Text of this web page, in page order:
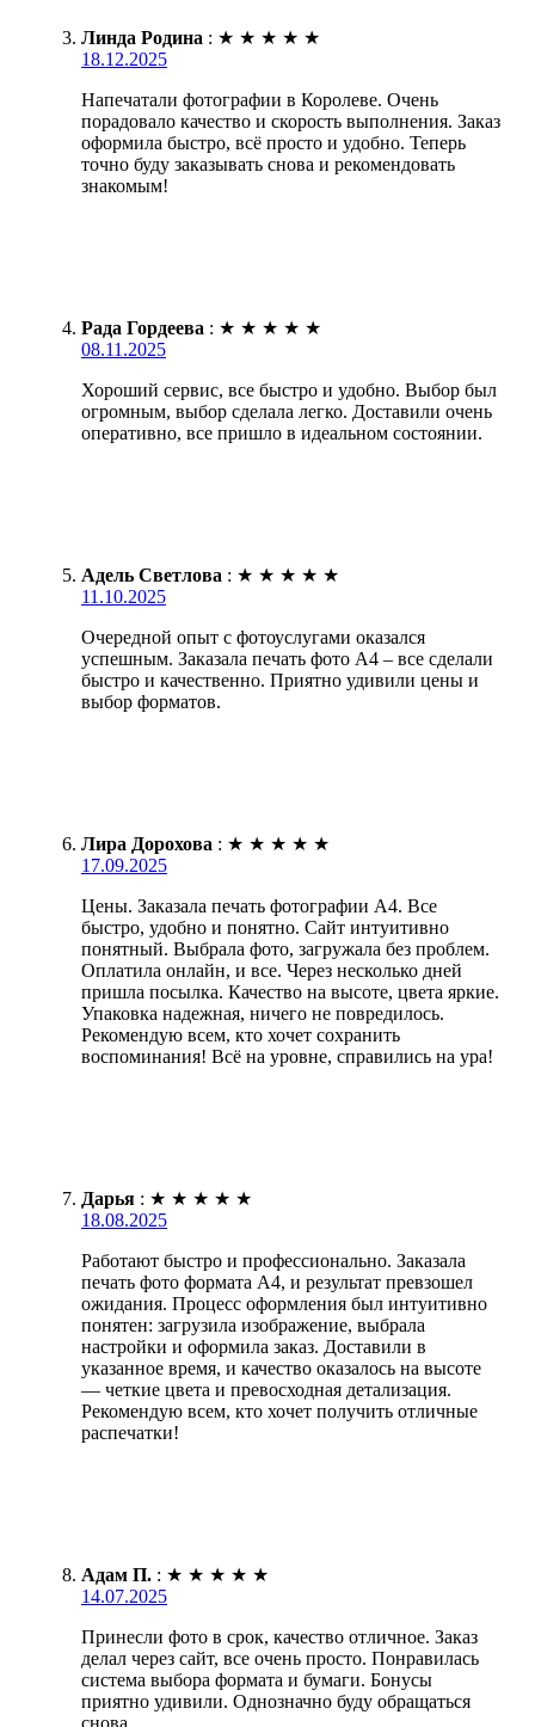
Линда Родина : ★ ★ ★ ★ ★
18.12.2025
Напечатали фотографии в Королеве. Очень
порадовало качество и скорость выполнения. Заказ
оформила быстро, всё просто и удобно. Теперь
точно буду заказывать снова и рекомендовать
знакомым!
Рада Гордеева : ★ ★ ★ ★ ★
08.11.2025
Хороший сервис, все быстро и удобно. Выбор был
огромным, выбор сделала легко. Доставили очень
оперативно, все пришло в идеальном состоянии.
Адель Светлова : ★ ★ ★ ★ ★
11.10.2025
Очередной опыт с фотоуслугами оказался
успешным. Заказала печать фото А4 – все сделали
быстро и качественно. Приятно удивили цены и
выбор форматов.
Лира Дорохова : ★ ★ ★ ★ ★
17.09.2025
Цены. Заказала печать фотографии А4. Все
быстро, удобно и понятно. Сайт интуитивно
понятный. Выбрала фото, загружала без проблем.
Оплатила онлайн, и все. Через несколько дней
пришла посылка. Качество на высоте, цвета яркие.
Упаковка надежная, ничего не повредилось.
Рекомендую всем, кто хочет сохранить
воспоминания! Всё на уровне, справились на ура!
Дарья : ★ ★ ★ ★ ★
18.08.2025
Работают быстро и профессионально. Заказала
печать фото формата А4, и результат превзошел
ожидания. Процесс оформления был интуитивно
понятен: загрузила изображение, выбрала
настройки и оформила заказ. Доставили в
указанное время, и качество оказалось на высоте
— четкие цвета и превосходная детализация.
Рекомендую всем, кто хочет получить отличные
распечатки!
Адам П. : ★ ★ ★ ★ ★
14.07.2025
Принесли фото в срок, качество отличное. Заказ
делал через сайт, все очень просто. Понравилась
система выбора формата и бумаги. Бонусы
приятно удивили. Однозначно буду обращаться
снова.